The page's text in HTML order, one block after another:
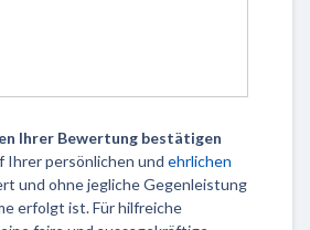
Ihrer Bewertung bestätigen
Ihrer persönlichen und ehrlichen
und ohne jegliche Gegenleistung
erfolgt ist. Für hilfreiche